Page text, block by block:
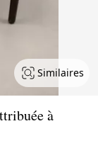
Similaires
à